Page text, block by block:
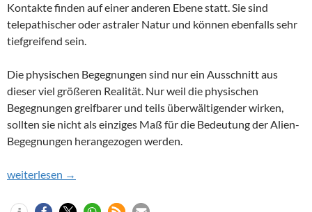
Kontakte finden auf einer anderen Ebene statt. Sie sind
telepathischer oder astraler Natur und können ebenfalls sehr
tiefgreifend sein.
Die physischen Begegnungen sind nur ein Ausschnitt aus
dieser viel größeren Realität. Nur weil die physischen
Begegnungen greifbarer und teils überwältigender wirken,
sollten sie nicht als einziges Maß für die Bedeutung der Alien-
Begegnungen herangezogen werden.
Kindheitserlebnis: Ich kann fliegen wie ein Vogel
weiterlesen →